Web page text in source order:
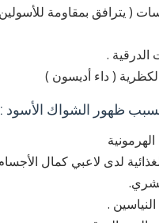
ظهور الشواك الأسود :